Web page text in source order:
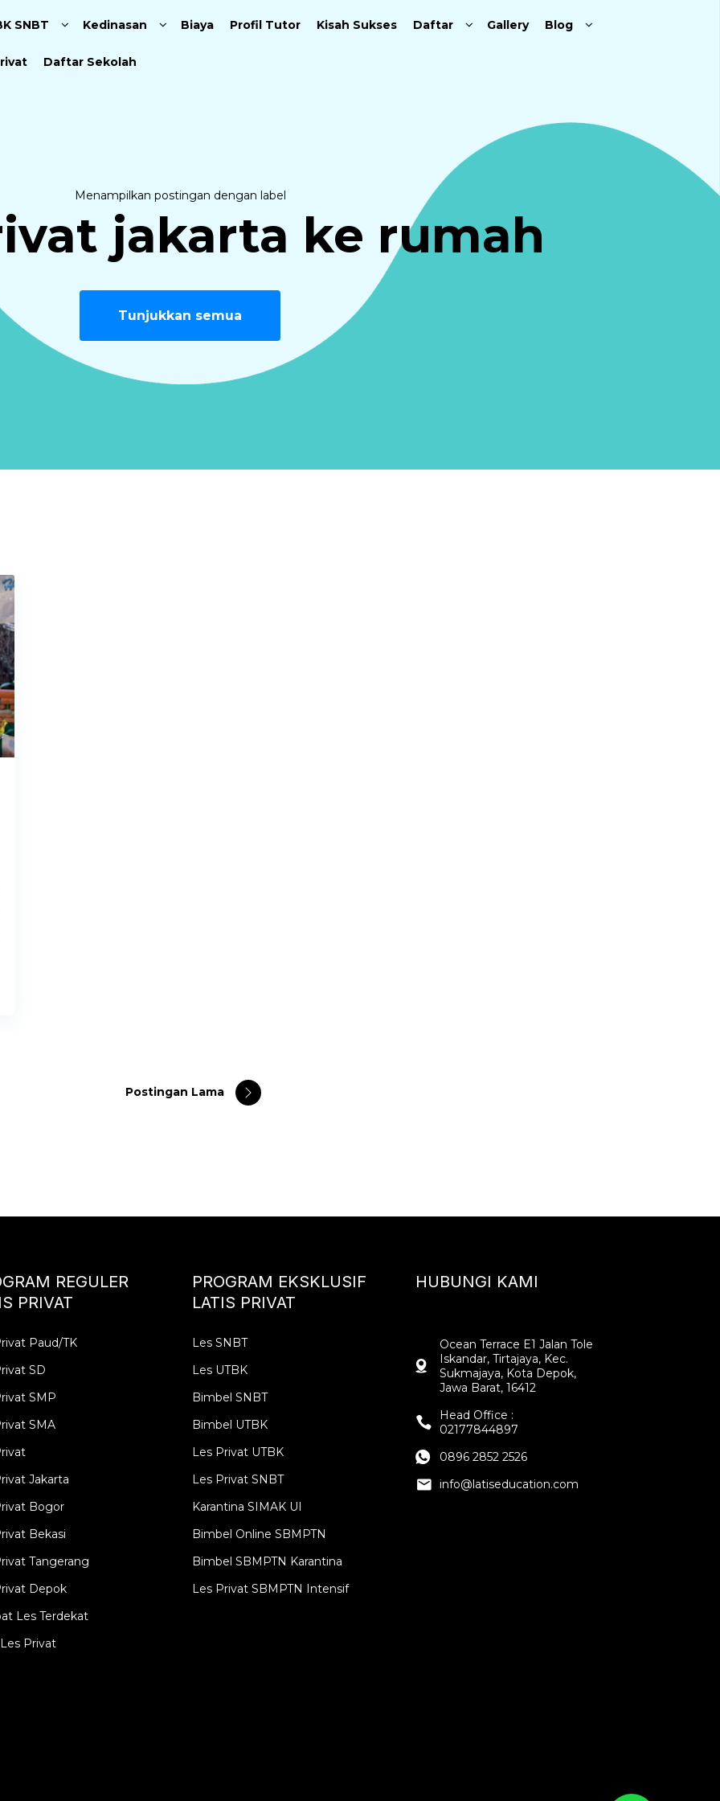
Langsung ke konten utama
SNBT Kedinasan Biaya Profil Tutor Kisah Sukses Daftar Gallery Blog
Daftar Sekolah
Menampilkan postingan dengan label
jakarta ke rumah
Tunjukkan semua
Postingan Lama
REGULER
PRIVAT
Paud/TK
SD
SMP
SMA
Jakarta
Bogor
Bekasi
Tangerang
Depok
Les Terdekat
Privat
PROGRAM EKSKLUSIF
LATIS PRIVAT
Les SNBT
Les UTBK
Bimbel SNBT
Bimbel UTBK
Les Privat UTBK
Les Privat SNBT
Karantina SIMAK UI
Bimbel Online SBMPTN
Bimbel SBMPTN Karantina
Les Privat SBMPTN Intensif
HUBUNGI KAMI
Ocean Terrace E1 Jalan Tole
Iskandar, Tirtajaya, Kec.
Sukmajaya, Kota Depok,
Jawa Barat, 16412
Head Office :
02177844897
0896 2852 2526
info@latiseducation.com